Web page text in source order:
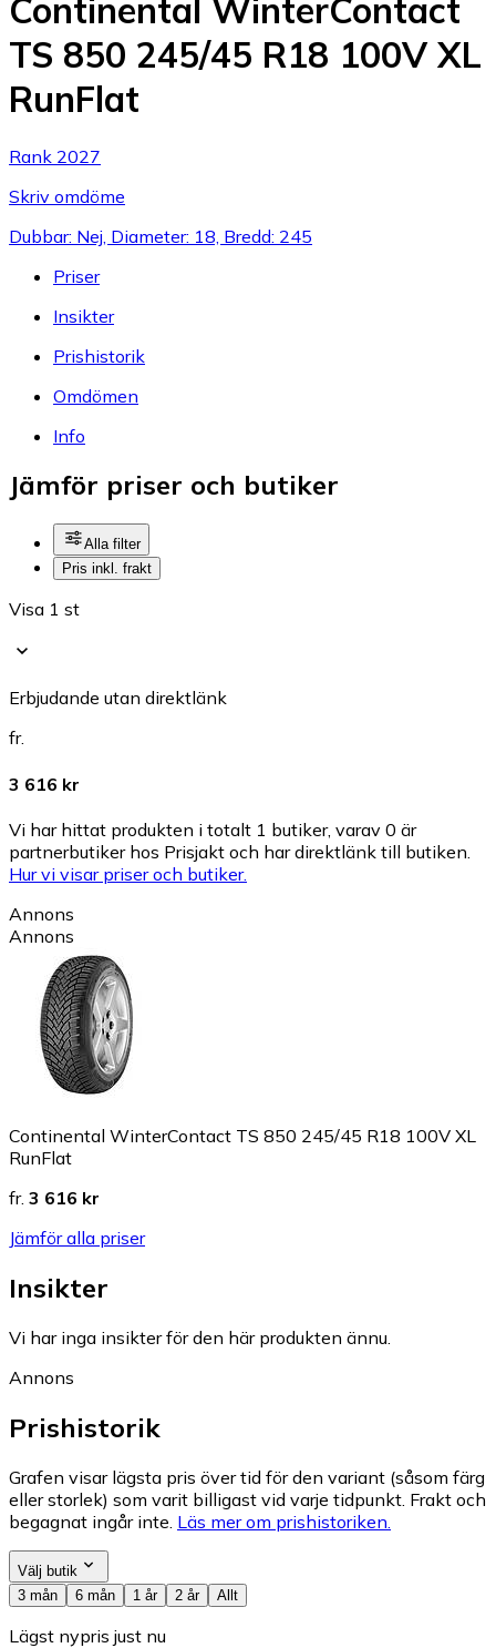
Continental WinterContact
TS 850 245/45 R18 100V XL
RunFlat
Rank 2027
Skriv omdöme
Dubbar: Nej, Diameter: 18, Bredd: 245
Priser
Insikter
Prishistorik
Omdömen
Info
Jämför priser och butiker
Alla filter
Pris inkl. frakt
Visa 1 st
Erbjudande utan direktlänk
fr.
3 616 kr
Vi har hittat produkten i totalt 1 butiker, varav 0 är
partnerbutiker hos Prisjakt och har direktlänk till butiken.
Hur vi visar priser och butiker.
Annons
Annons
Continental WinterContact TS 850 245/45 R18 100V XL
RunFlat
fr. 3 616 kr
Jämför alla priser
Insikter
Vi har inga insikter för den här produkten ännu.
Annons
Prishistorik
Grafen visar lägsta pris över tid för den variant (såsom färg
eller storlek) som varit billigast vid varje tidpunkt. Frakt och
begagnat ingår inte. Läs mer om prishistoriken.
Välj butik
3 mån
6 mån 1 år 2 år Allt
Lägst nypris just nu